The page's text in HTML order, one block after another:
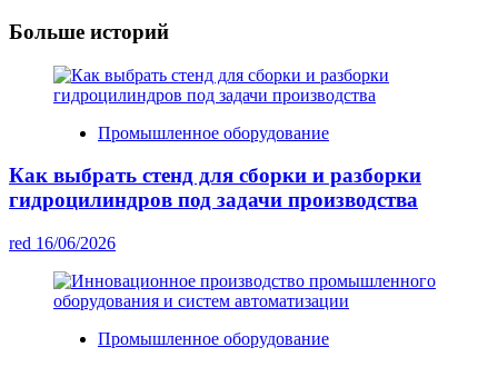
Больше историй
Промышленное оборудование
Как выбрать стенд для сборки и разборки
гидроцилиндров под задачи производства
red 16/06/2026
Промышленное оборудование